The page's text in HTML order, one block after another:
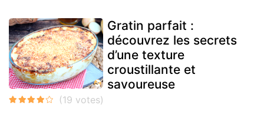
Gratin parfait :
découvrez les secrets
d’une texture
croustillante et
savoureuse